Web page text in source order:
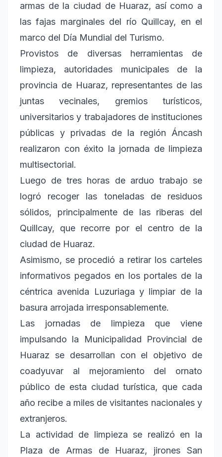
armas de la ciudad de Huaraz, así como a
las fajas marginales del río Quillcay, en el
marco del Día Mundial del Turismo.
Provistos de diversas herramientas de
limpieza, autoridades municipales de la
provincia de Huaraz, representantes de las
juntas vecinales, gremios turísticos,
universitarios y trabajadores de instituciones
públicas y privadas de la región Áncash
realizaron con éxito la jornada de limpieza
multisectorial.
Luego de tres horas de arduo trabajo se
logró recoger las toneladas de residuos
sólidos, principalmente de las riberas del
Quillcay, que recorre por el centro de la
ciudad de Huaraz.
Asimismo, se procedió a retirar los carteles
informativos pegados en los portales de la
céntrica avenida Luzuriaga y limpiar de la
basura arrojada irresponsablemente.
Las jornadas de limpieza que viene
impulsando la Municipalidad Provincial de
Huaraz se desarrollan con el objetivo de
coadyuvar al mejoramiento del ornato
público de esta ciudad turística, que cada
año recibe a miles de visitantes nacionales y
extranjeros.
La actividad de limpieza se realizó en la
Plaza de Armas de Huaraz, jirones San